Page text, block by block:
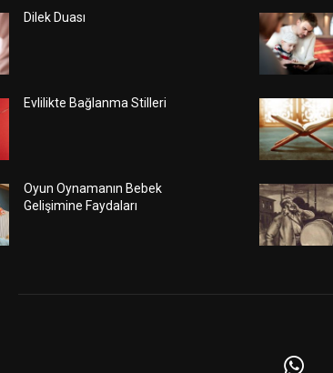
Dilek Duası
Evlilikte Bağlanma Stilleri
Oyun Oynamanın Bebek
Gelişimine Faydaları